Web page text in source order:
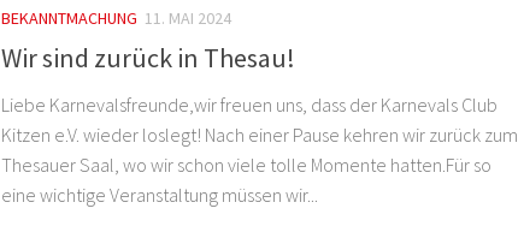
BEKANNTMACHUNG 11. MAI 2024
Wir sind zurück in Thesau!
Liebe Karnevalsfreunde,wir freuen uns, dass der Karnevals Club
Kitzen e.V. wieder loslegt! Nach einer Pause kehren wir zurück zum
Thesauer Saal, wo wir schon viele tolle Momente hatten.Für so
eine wichtige Veranstaltung müssen wir...